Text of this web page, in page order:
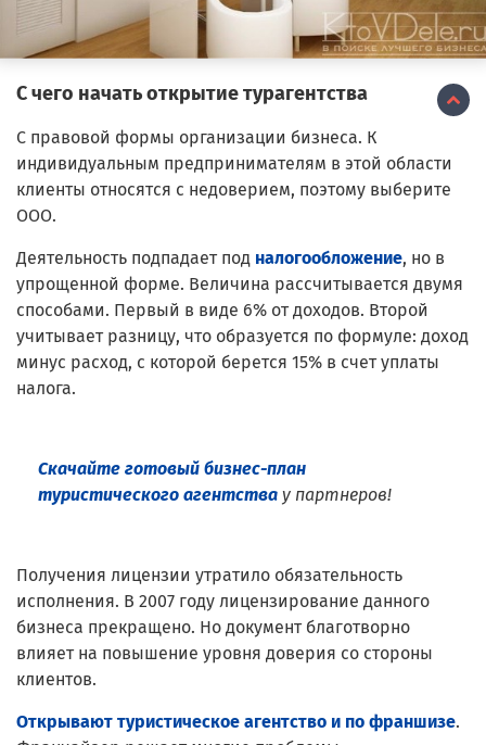
С чего начать открытие турагентства
С правовой формы организации бизнеса. К
индивидуальным предпринимателям в этой области
клиенты относятся с недоверием, поэтому выберите
ООО.
Деятельность подпадает под налогообложение, но в
упрощенной форме. Величина рассчитывается двумя
способами. Первый в виде 6% от доходов. Второй
учитывает разницу, что образуется по формуле: доход
минус расход, с которой берется 15% в счет уплаты
налога.
Скачайте готовый бизнес-план
туристического агентства у партнеров!
Получения лицензии утратило обязательность
исполнения. В 2007 году лицензирование данного
бизнеса прекращено. Но документ благотворно
влияет на повышение уровня доверия со стороны
клиентов.
Открывают туристическое агентство и по франшизе.